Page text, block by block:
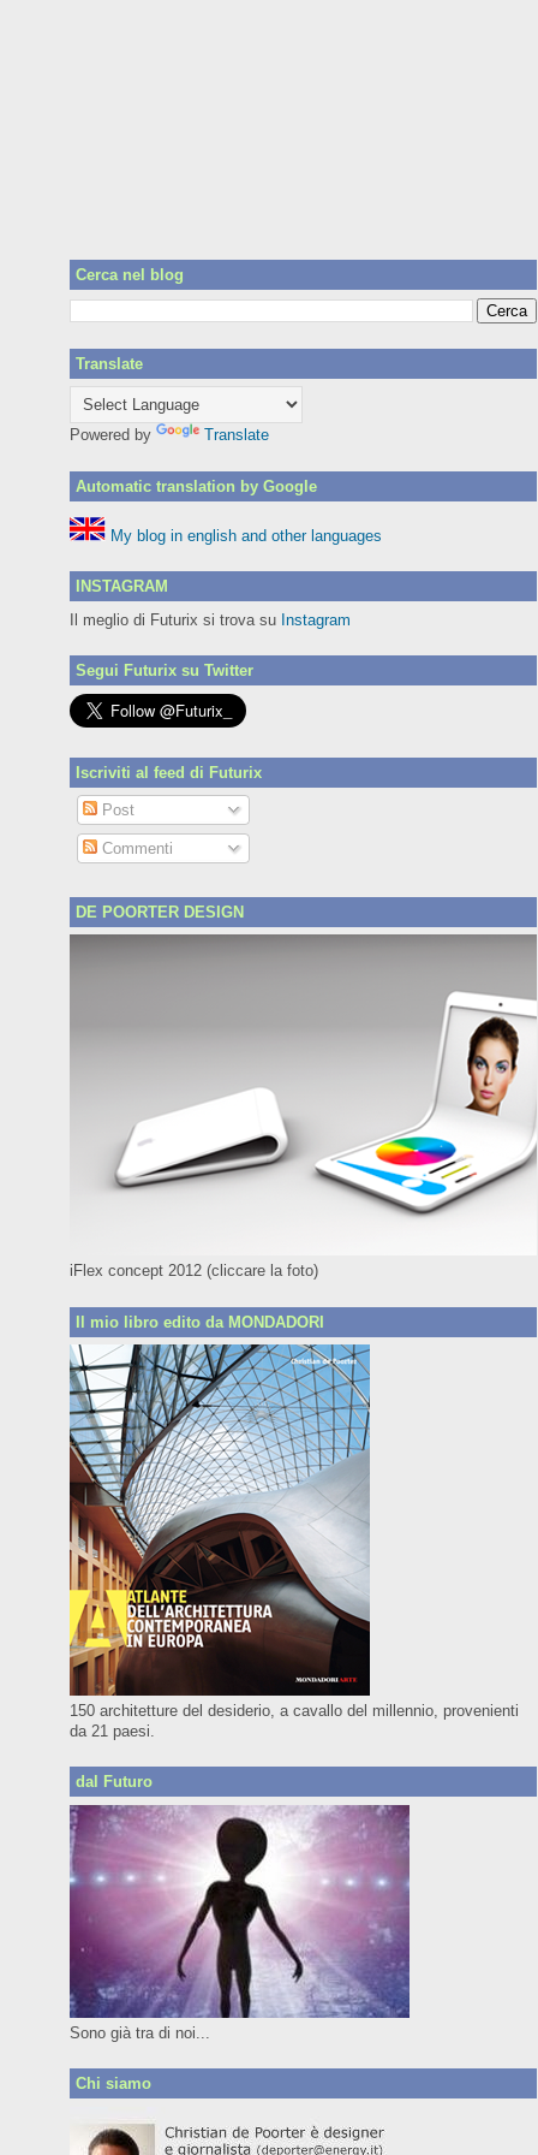
Cerca nel blog
Translate
Powered by Translate
Automatic translation by Google
My blog in english and other languages
INSTAGRAM
Il meglio di Futurix si trova su Instagram
Segui Futurix su Twitter
Iscriviti al feed di Futurix
Post
Commenti
DE POORTER DESIGN
iFlex concept 2012 (cliccare la foto)
Il mio libro edito da MONDADORI
150 architetture del desiderio, a cavallo del millennio, provenienti
da 21 paesi.
dal Futuro
Sono già tra di noi...
Chi siamo